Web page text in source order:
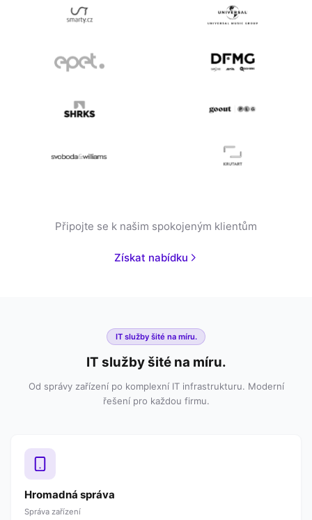
Připojte se k našim spokojeným klientům
Získat nabídku
IT služby šité na míru.
IT služby šité na míru.
Od správy zařízení po komplexní IT infrastrukturu. Moderní
řešení pro každou firmu.
Hromadná správa
Správa zařízení